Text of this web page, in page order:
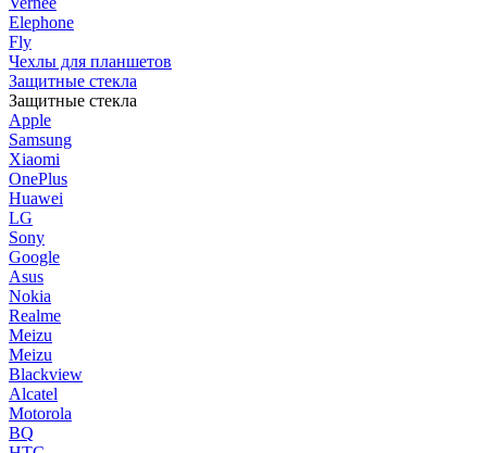
Elephone
Fly
Чехлы для планшетов
Защитные стекла
Защитные стекла
Apple
Samsung
Xiaomi
OnePlus
Huawei
LG
Sony
Google
Asus
Nokia
Realme
Meizu
Meizu
Blackview
Alcatel
Motorola
BQ